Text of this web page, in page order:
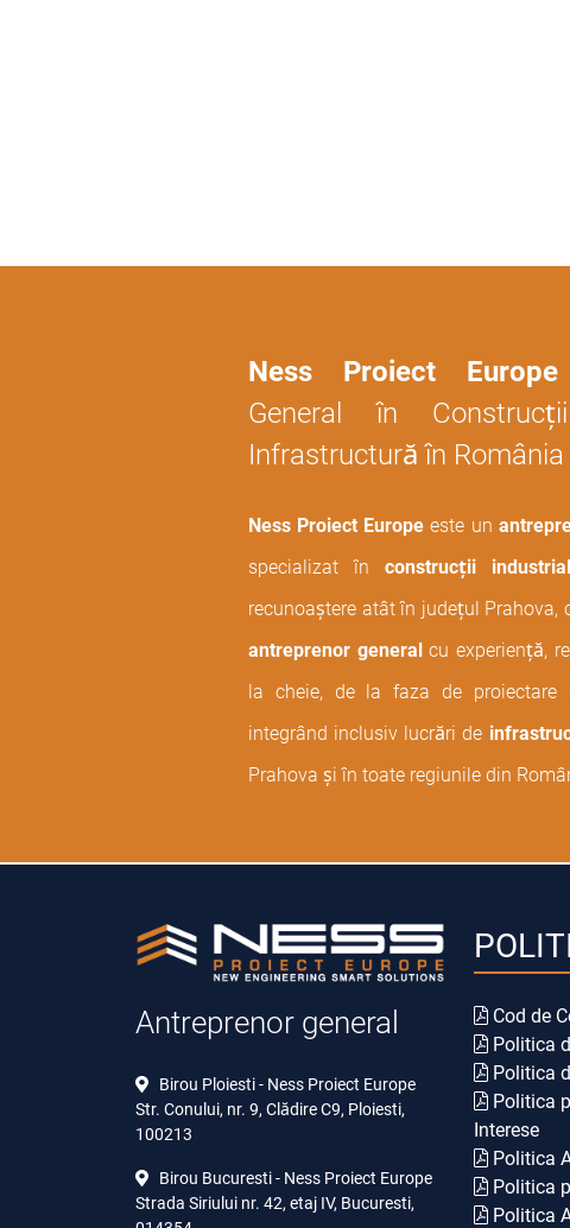
Ness Proiect Europe
General în
Infrastructură în România
Ness Proiect Europe este un
specializat în construcții
recunoaștere atât în județul Prahova,
antreprenor generalcu experiență,
la cheie, de la faza de proiectare
integrând inclusiv lucrări de
Prahova și în toate regiunile din
Antreprenor general
Birou Ploiesti - Ness Proiect Europe
Str. Conului, nr. 9, Clădire C9, Ploiesti,
100213
Birou Bucuresti - Ness Proiect Europe
Strada Siriului nr. 42, etaj IV, Bucuresti,
Cod de
Politica
Politica
Politica
Interese
Politica
Politica
Politica